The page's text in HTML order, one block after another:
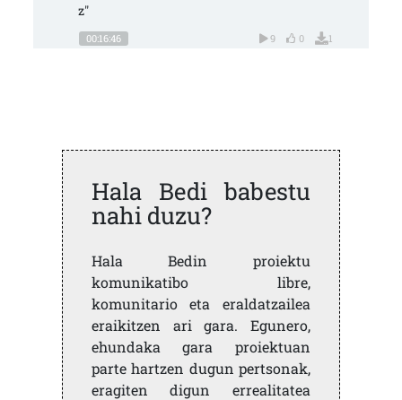
z"
00:16:46 9 0 1
Hala Bedi babestu
nahi duzu?
Hala Bedin proiektu
komunikatibo libre,
komunitario eta eraldatzailea
eraikitzen ari gara. Egunero,
ehundaka gara proiektuan
parte hartzen dugun pertsonak,
eragiten digun errealitatea